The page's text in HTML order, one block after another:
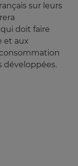
sur leurs
doit faire
et aux
développées.